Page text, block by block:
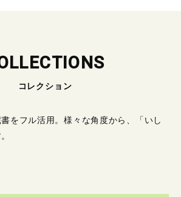
コレクション
をフル活用。様々な角度から、「いし